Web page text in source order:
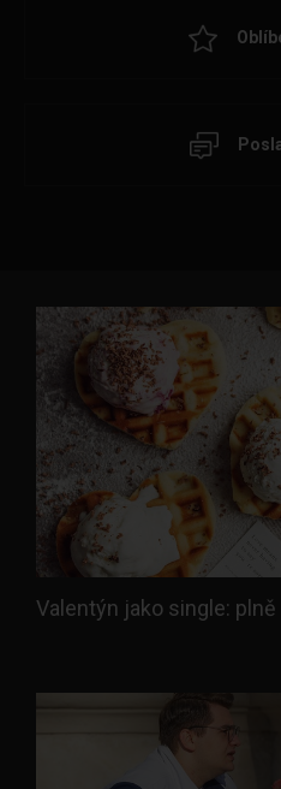
Valentýn jako single: